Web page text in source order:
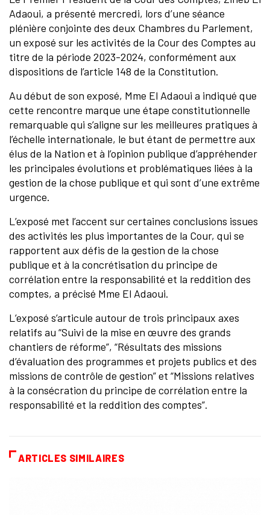
Adaoui, a présenté mercredi, lors d’une séance
plénière conjointe des deux Chambres du Parlement,
un exposé sur les activités de la Cour des Comptes au
titre de la période 2023-2024, conformément aux
dispositions de l’article 148 de la Constitution.
Au début de son exposé, Mme El Adaoui a indiqué que
cette rencontre marque une étape constitutionnelle
remarquable qui s’aligne sur les meilleures pratiques à
l’échelle internationale, le but étant de permettre aux
élus de la Nation et à l’opinion publique d’appréhender
les principales évolutions et problématiques liées à la
gestion de la chose publique et qui sont d’une extrême
urgence.
L’exposé met l’accent sur certaines conclusions issues
des activités les plus importantes de la Cour, qui se
rapportent aux défis de la gestion de la chose
publique et à la concrétisation du principe de
corrélation entre la responsabilité et la reddition des
comptes, a précisé Mme El Adaoui.
L’exposé s’articule autour de trois principaux axes
relatifs au “Suivi de la mise en œuvre des grands
chantiers de réforme”, “Résultats des missions
d’évaluation des programmes et projets publics et des
missions de contrôle de gestion” et “Missions relatives
à la consécration du principe de corrélation entre la
responsabilité et la reddition des comptes”.
ARTICLES SIMILAIRES